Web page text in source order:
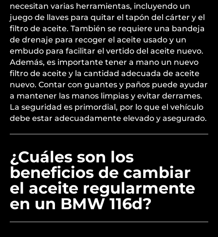
necesitan varias herramientas, incluyendo un
juego de llaves para quitar el tapón del cárter y el
filtro de aceite. También se requiere una bandeja
de drenaje para recoger el aceite usado y un
embudo para facilitar el vertido del aceite nuevo.
Además, es importante tener a mano un nuevo
filtro de aceite y la cantidad adecuada de aceite
nuevo. Contar con guantes y paños puede ayudar
a mantener las manos limpias y evitar derrames.
La seguridad es primordial, por lo que el vehículo
debe estar adecuadamente elevado y asegurado.
¿Cuáles son los
beneficios de cambiar
el aceite regularmente
en un BMW 116d?